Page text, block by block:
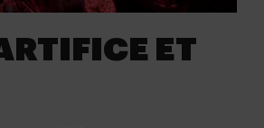
ET